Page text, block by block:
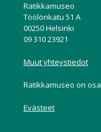
Ratikkamuseo
Töölönkatu 51 A
00250 Helsinki
09 310 23921
Muut yhteystiedot
Ratikkamuseo on osa
Evästeet